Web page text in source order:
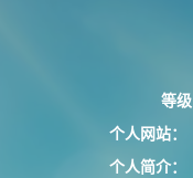
等级
个人网站：
个人简介：